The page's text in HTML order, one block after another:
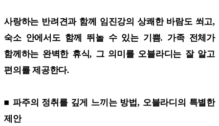
사랑하는 반려견과 함께 임진강의 상쾌한 바람도 쐬고,
숙소 안에서도 함께 뛰놀 수 있는 기쁨. 가족 전체가
함께하는 완벽한 휴식, 그 의미를 오블라디는 잘 알고
편의를 제공한다.
■ 파주의 정취를 깊게 느끼는 방법, 오블라디의 특별한
제안